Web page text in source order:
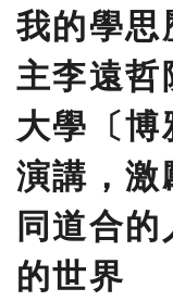
我的學
主李遠
大學〔
演講，
同道合
的世界